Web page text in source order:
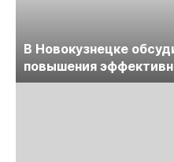
В Новокузнецке
повышения
предприятий